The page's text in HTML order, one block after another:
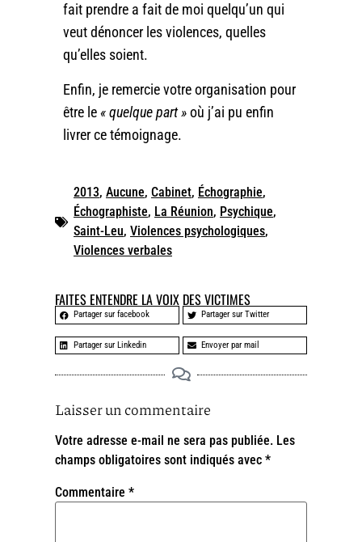
fait prendre a fait de moi quelqu’un qui
veut dénoncer les violences, quelles
qu’elles soient.
Enfin, je remercie votre organisation pour
être le« quelque part »où j’ai pu enfin
livrer ce témoignage.
2013, Aucune, Cabinet, Échographie,
Échographiste, La Réunion, Psychique,
Saint-Leu, Violences psychologiques,
Violences verbales
FAITES ENTENDRE LA VOIX DES VICTIMES
Partager sur facebook Partager sur Twitter
Partager sur Linkedin Envoyer par mail
Laisser un commentaire
Votre adresse e-mail ne sera pas publiée. Les
champs obligatoires sont indiqués avec *
Commentaire *